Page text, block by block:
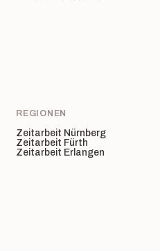
REGIONEN
Zeitarbeit Nürnberg
Zeitarbeit Fürth
Zeitarbeit Erlangen